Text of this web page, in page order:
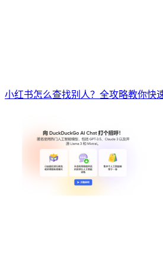
小红书怎么查找别人？全攻略教你快